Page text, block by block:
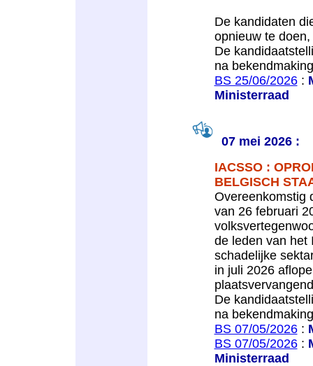
De kandidaten
opnieuw te
De
na
BS 25/06/2026:
Ministerraad
07 mei 2026 :
IACSSO :
BELGISCH
Overeenkomstig
van 26 februari
de leden van het
schadelijke
in juli 2026
De
na
BS 07/05/2026:
BS 07/05/2026:
Ministerraad